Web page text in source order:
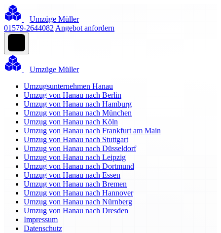
Umzüge Müller
01579-2644082 Angebot anfordern
Umzüge Müller
Umzugsunternehmen Hanau
Umzug von Hanau nach Berlin
Umzug von Hanau nach Hamburg
Umzug von Hanau nach München
Umzug von Hanau nach Köln
Umzug von Hanau nach Frankfurt am Main
Umzug von Hanau nach Stuttgart
Umzug von Hanau nach Düsseldorf
Umzug von Hanau nach Leipzig
Umzug von Hanau nach Dortmund
Umzug von Hanau nach Essen
Umzug von Hanau nach Bremen
Umzug von Hanau nach Hannover
Umzug von Hanau nach Nürnberg
Umzug von Hanau nach Dresden
Impressum
Datenschutz